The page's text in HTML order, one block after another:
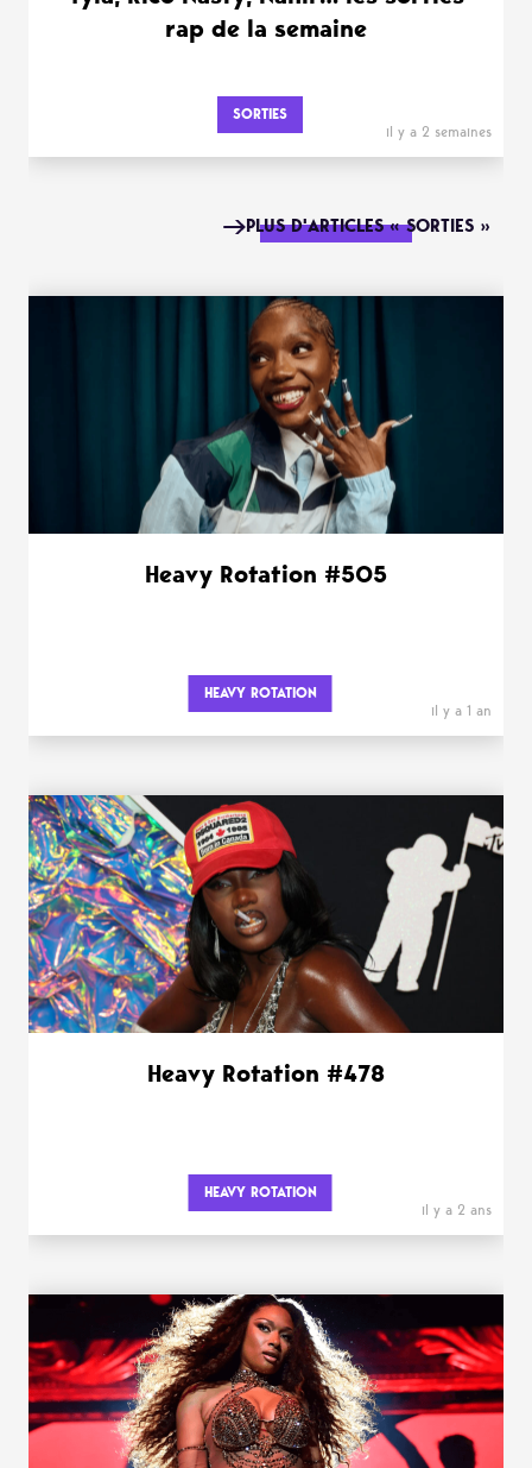
rap de la semaine
SORTIES
il y a 2 semaines
PLUS D'ARTICLES « SORTIES »
Heavy Rotation #505
HEAVY ROTATION
il y a 1 an
Heavy Rotation #478
HEAVY ROTATION
il y a 2 ans